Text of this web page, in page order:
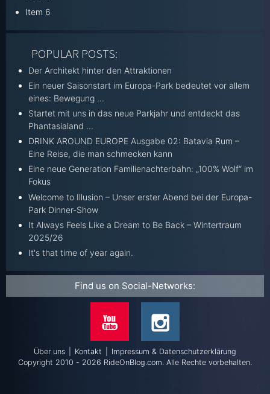
Item 6
POPULAR POSTS:
Der Architekt hinter den Attraktionen
Ein neuer Saisonstart im Europa-Park bedeutet vor allem
eines: Bewegung ...
Startet mit uns in das neue Parkjahr und entdeckt das
Phantasialand ...
DRINK AROUND EUROPE Ausgabe 02: Batavia Rum –
Eine Reise, die man schmecken kann
Eine neue Generation Familienachterbahn: „100% Wolf“ im
Fokus
Welcome to Illusion – Unser erster Abend bei der Europa-
Park Dinner-Show
It Always Feels Like a Dream to Be Back – Wintertraum
2025/26
It's that time of year again.
Find us on Social-Networks:
Über uns Kontakt
Impressum & Datenschutzerklärung
Copyright 2010 - 2026 RideOnBlog.com. Alle Rechte vorbehalten.